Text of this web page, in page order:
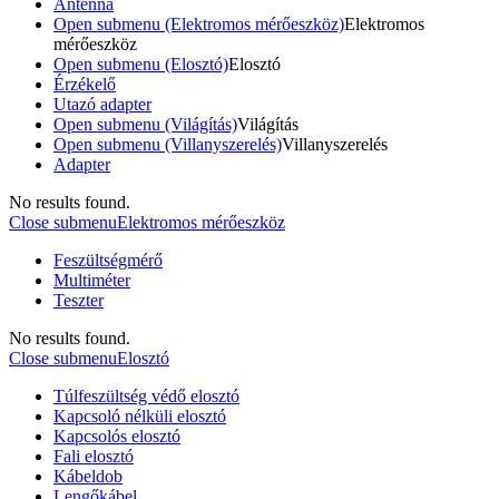
Antenna
Open submenu (Elektromos mérőeszköz)Elektromos
mérőeszköz
Open submenu (Elosztó)Elosztó
Érzékelő
Utazó adapter
Open submenu (Világítás)Világítás
Open submenu (Villanyszerelés)Villanyszerelés
Adapter
No results found.
Close submenuElektromos mérőeszköz
Feszültségmérő
Multiméter
Teszter
No results found.
Close submenuElosztó
Túlfeszültség védő elosztó
Kapcsoló nélküli elosztó
Kapcsolós elosztó
Fali elosztó
Kábeldob